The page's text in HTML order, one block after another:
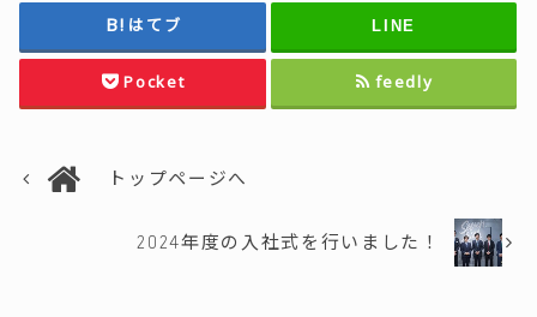
はてブ LINE
Pocket feedly
トップページへ
2024年度の入社式を行いました！